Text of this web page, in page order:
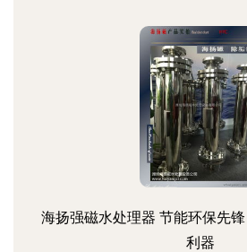
海扬强磁水处理器 节能环保先
利器